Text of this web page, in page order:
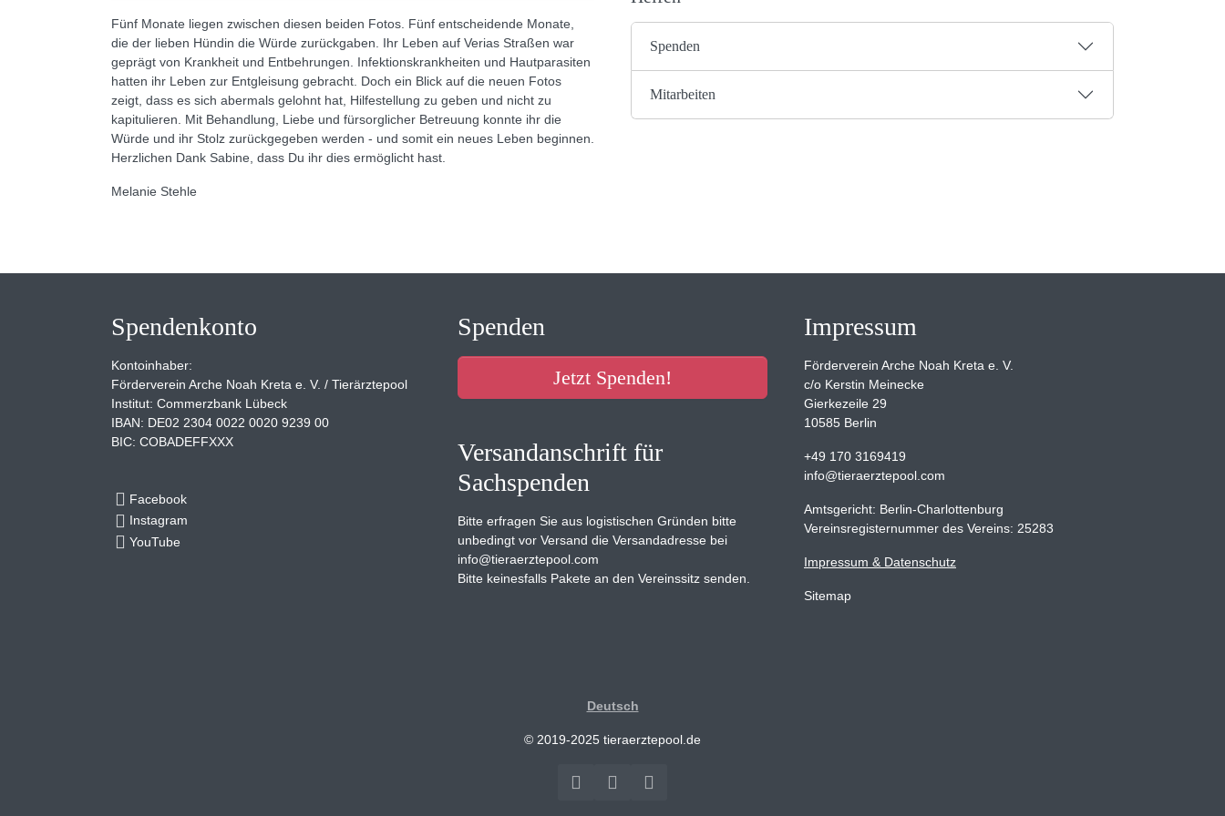
Fünf Monate liegen zwischen diesen beiden Fotos. Fünf entscheidende Monate,
die der lieben Hündin die Würde zurückgaben. Ihr Leben auf Verias Straßen war
geprägt von Krankheit und Entbehrungen. Infektionskrankheiten und Hautparasiten
hatten ihr Leben zur Entgleisung gebracht. Doch ein Blick auf die neuen Fotos
zeigt, dass es sich abermals gelohnt hat, Hilfestellung zu geben und nicht zu
kapitulieren. Mit Behandlung, Liebe und fürsorglicher Betreuung konnte ihr die
Würde und ihr Stolz zurückgegeben werden - und somit ein neues Leben beginnen.
Herzlichen Dank Sabine, dass Du ihr dies ermöglicht hast.
Melanie Stehle
Spenden
Mitarbeiten
Spendenkonto
Kontoinhaber:
Förderverein Arche Noah Kreta e. V. / Tierärztepool
Institut: Commerzbank Lübeck
IBAN: DE02 2304 0022 0020 9239 00
BIC: COBADEFFXXX
Facebook
Instagram
YouTube
Spenden
Jetzt Spenden!
Versandanschrift für
Sachspenden
Bitte erfragen Sie aus logistischen Gründen bitte
unbedingt vor Versand die Versandadresse bei
info@tieraerztepool.com
Bitte keinesfalls Pakete an den Vereinssitz senden.
Impressum
Förderverein Arche Noah Kreta e. V.
c/o Kerstin Meinecke
Gierkezeile 29
10585 Berlin
+49 170 3169419
info@tieraerztepool.com
Amtsgericht: Berlin-Charlottenburg
Vereinsregisternummer des Vereins: 25283
Impressum & Datenschutz
Sitemap
Deutsch
© 2019-2025 tieraerztepool.de
FacebookInstagramYouTube